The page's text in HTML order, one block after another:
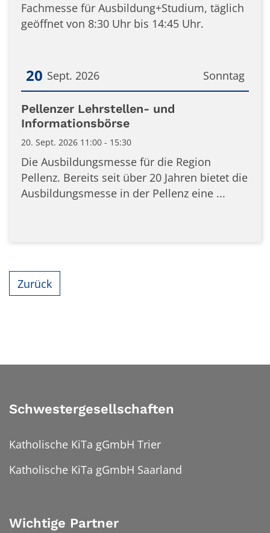
Fachmesse für Ausbildung+Studium, täglich
geöffnet von 8:30 Uhr bis 14:45 Uhr.
Sonntag
20 Sept. 2026
Datum: 20. September 2026
Pellenzer Lehrstellen- und
Informationsbörse
20. Sept. 2026 11:00 - 15:30
Die Ausbildungsmesse für die Region
Pellenz. Bereits seit über 20 Jahren bietet die
Ausbildungsmesse in der Pellenz eine ...
Zurück
Schwestergesellschaften
Katholische KiTa gGmbH Trier
Katholische KiTa gGmbH Saarland
Wichtige Partner